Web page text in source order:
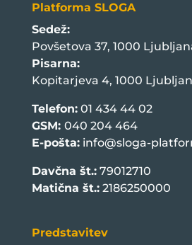
Platforma SLOGA
Sedež:
Povšetova 37, 1000
Pisarna:
Kopitarjeva 4, 1000
Telefon:01 434 44 02
GSM: 040 204 464
E-pošta: info@sloga-
Davčna št.:79012710
Matična št.:2186250000
Predstavitev